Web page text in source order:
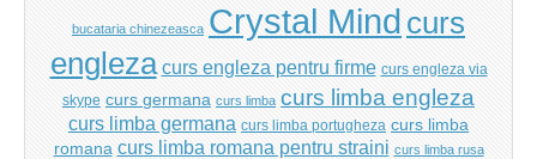
bucataria chinezeasca Crystal Mind curs
engleza curs engleza pentru firme curs engleza via
skype curs germana curs limba curs limba engleza
curs limba germana curs limba portugheza curs limba
romana curs limba romana pentru straini curs limba rusa